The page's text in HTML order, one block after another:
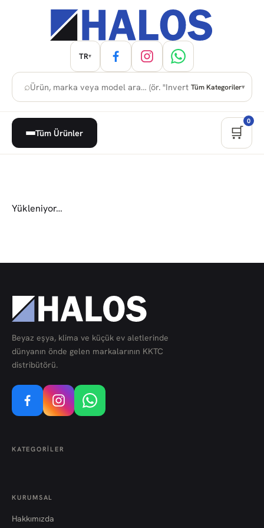
⌕ Tüm Kategoriler▾
TR▾
Tüm Ürünler 🛒
0
Yükleniyor…
Beyaz eşya, klima ve küçük ev aletlerinde
dünyanın önde gelen markalarının KKTC
distribütörü.
KATEGORILER
KURUMSAL
Hakkımızda